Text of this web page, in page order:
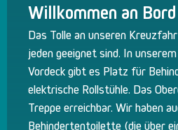
Willkommen an Bord
Das Tolle an unseren
jeden geeignet sind. In
Vordeck gibt es Platz für
elektrische Rollstühle. Das
Treppe erreichbar. Wir haben
Behindertentoilette (die über